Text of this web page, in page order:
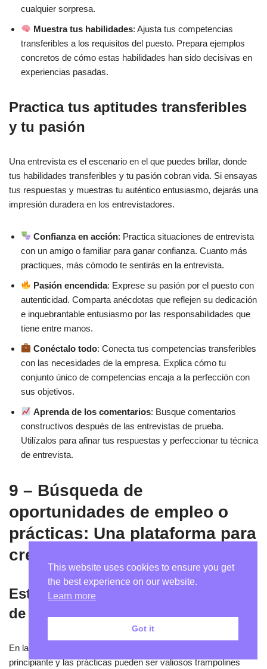
cualquier sorpresa.
Muestra tus habilidades: Ajusta tus competencias
transferibles a los requisitos del puesto. Prepara ejemplos
concretos de cómo estas habilidades han sido decisivas en
experiencias pasadas.
Practica tus aptitudes transferibles
y tu pasión
Una entrevista es el escenario en el que puedes brillar, donde
tus habilidades transferibles y tu pasión cobran vida. Si ensayas
tus respuestas y muestras tu auténtico entusiasmo, dejarás una
impresión duradera en los entrevistadores.
Confianza en acción: Practica situaciones de entrevista
con un amigo o familiar para ganar confianza. Cuanto más
practiques, más cómodo te sentirás en la entrevista.
Pasión encendida: Exprese su pasión por el puesto con
autenticidad. Comparta anécdotas que reflejen su dedicación
e inquebrantable entusiasmo por las responsabilidades que
tiene entre manos.
Conéctalo todo: Conecta tus competencias transferibles
con las necesidades de la empresa. Explica cómo tu
conjunto único de competencias encaja a la perfección con
sus objetivos.
Aprenda de los comentarios: Busque comentarios
constructivos después de las entrevistas de prueba.
Utilízalos para afinar tus respuestas y perfeccionar tu técnica
de entrevista.
9 – Búsqueda de
oportunidades de empleo o
prácticas: Una plataforma para
crecer
Estar abierto a empezar en puestos
de nivel inicial o en prácticas
En la búsqueda de una experiencia relevante, los puestos de
principiante y las prácticas pueden ser valiosos trampolines
This website uses cookies to ensure you get
the best experience on our website.
Learn more
Got it